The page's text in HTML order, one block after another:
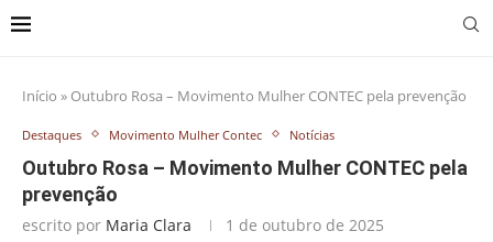
Início » Outubro Rosa – Movimento Mulher CONTEC pela prevenção
Destaques Movimento Mulher Contec Notícias
Outubro Rosa – Movimento Mulher CONTEC pela
prevenção
escrito por Maria Clara 1 de outubro de 2025